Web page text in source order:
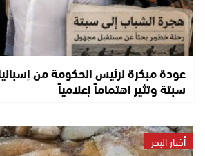
عودة مبكرة لرئيس الحكومة من
سبتة وتثير اهتماماً إعلامياً
أخبار البحر